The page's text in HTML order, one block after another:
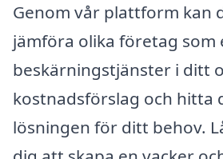
Genom vår plattform kan
jämföra olika företag som
beskärningstjänster i ditt
kostnadsförslag och hitta
lösningen för ditt behov.